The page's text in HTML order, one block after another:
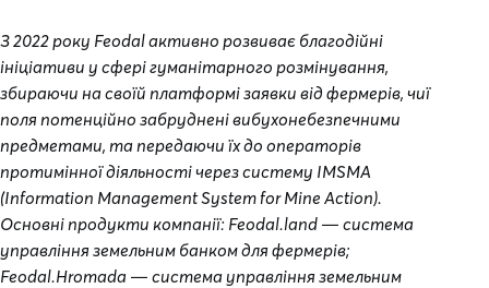
З 2022 року Feodal активно розвиває благодійні
ініціативи у сфері гуманітарного розмінування,
збираючи на своїй платформі заявки від фермерів, чиї
поля потенційно забруднені вибухонебезпечними
предметами, та передаючи їх до операторів
протимінної діяльності через систему IMSMA
(Information Management System for Mine Action).
Основні продукти компанії: Feodal.land — система
управління земельним банком для фермерів;
Feodal.Hromada — система управління земельним